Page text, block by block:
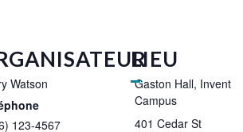
Watson
123-4567
LIEU
Gaston Hall, Invent
Campus
401 Cedar St